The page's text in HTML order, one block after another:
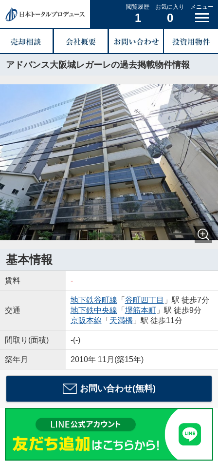
閲覧履歴
1
お気に入り
0
メニュー
アドバンス大阪城レガーレの過去掲載物件情報
基本情報
賃料 -
交通
地下鉄谷町線 「 谷町四丁目 」駅 徒歩7分
地下鉄中央線 「 堺筋本町」駅 徒歩9分
京阪本線 「 天満橋 」駅 徒歩11分
間取り(面積) -(-)
築年月 2010年 11月(築15年)
お問い合わせ(無料)